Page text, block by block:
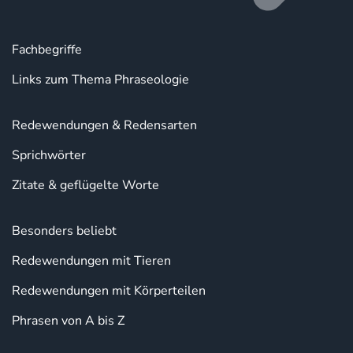
Fachbegriffe
Links zum Thema Phraseologie
Redewendungen & Redensarten
Sprichwörter
Zitate & geflügelte Worte
Besonders beliebt
Redewendungen mit Tieren
Redewendungen mit Körperteilen
Phrasen von A bis Z